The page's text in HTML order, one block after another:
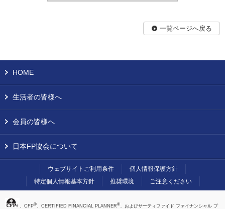
一覧ページへ戻る
HOME
生活者の皆様へ
会員の皆様へ
日本FP協会について
ウェブサイトご利用条件
個人情報保護方針
特定個人情報基本方針
推奨環境 ご注意ください
、CFP®、CERTIFIED FINANCIAL PLANNER®、およびサーティファイド ファイナンシャル プ